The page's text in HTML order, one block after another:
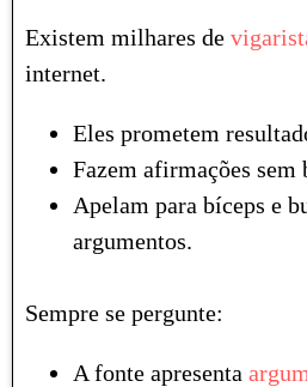
Existem milhares de
internet.
Eles prometem
Fazem afirmações sem
Apelam para bíceps e
argumentos.
Sempre se pergunte:
A fonte apresenta